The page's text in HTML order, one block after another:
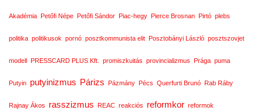
Akadémia Petőfi Népe Petőfi Sándor Piac-hegy Pierce Brosnan Pirtó plebs
politika politikusok pornó posztkommunista elit Posztobányi László posztszovjet
modell PRESSCARD PLUS Kft. promiszkuitás provincializmus Prága puma
Putyin putyinizmus Párizs Pázmány Pécs Querfurti Brunó Rab Ráby
Rajnay Ákos rasszizmus REAC reakciós reformkor reformok